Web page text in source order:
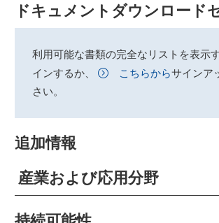
ドキュメントダウンロード
利用可能な書類の完全なリストを表示
インするか、
こちらからサインア
さい。
追加情報
産業および応用分野